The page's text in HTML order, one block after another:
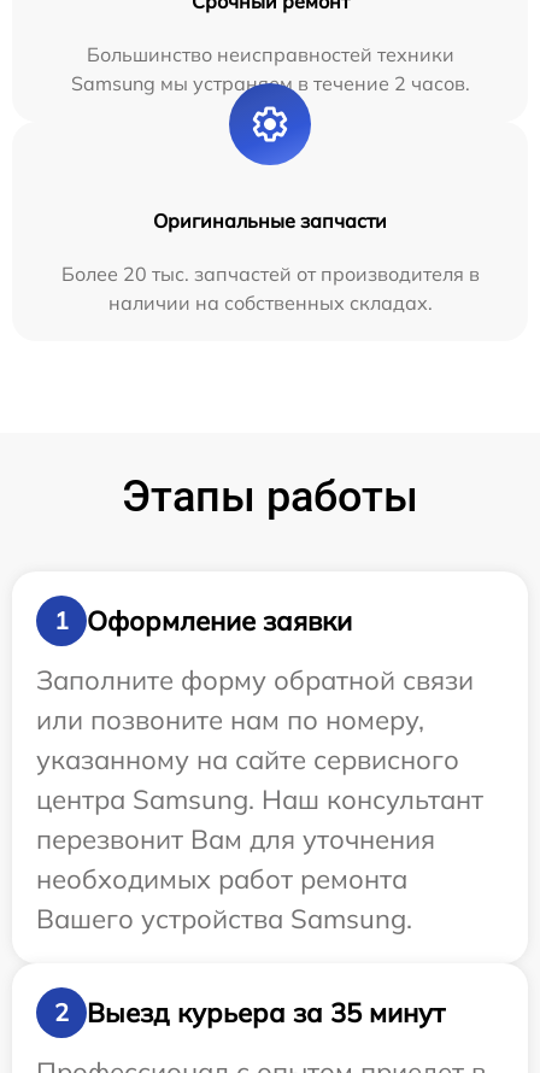
Большинство неисправностей техники
Samsung мы устраняем в течение 2 часов.
Оригинальные запчасти
Более 20 тыс. запчастей от производителя в
наличии на собственных складах.
Этапы работы
1
Оформление заявки
Заполните форму обратной связи
или позвоните нам по номеру,
указанному на сайте сервисного
центра Samsung. Наш консультант
перезвонит Вам для уточнения
необходимых работ ремонта
Вашего устройства Samsung.
2
Выезд курьера за 35 минут